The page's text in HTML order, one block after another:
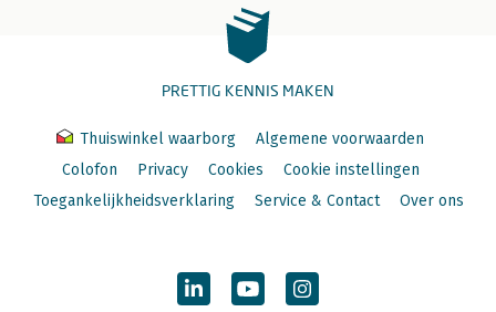
PRETTIG KENNIS MAKEN
Thuiswinkel waarborg
Algemene voorwaarden
Colofon
Privacy Cookies
Cookie instellingen
Toegankelijkheidsverklaring
Service & Contact Over ons